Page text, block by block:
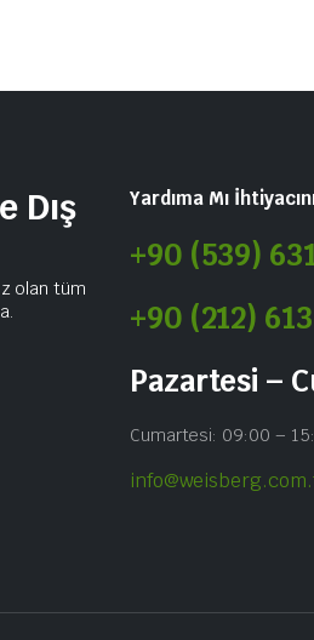
Dış
olan tüm
Yardıma Mı
+90 (539)
+90 (212)
Pazartesi –
Cumartesi: 09:00 –